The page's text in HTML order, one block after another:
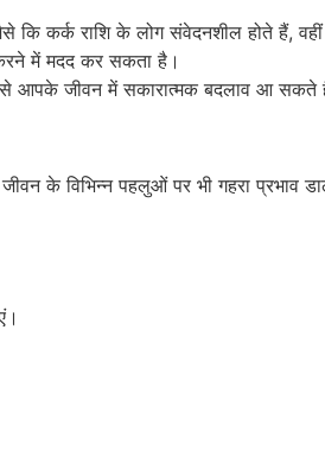
कर्क राशि के लोग संवेदनशील होते हैं, वहीं
में मदद कर सकता है।
आपके जीवन में सकारात्मक बदलाव आ सकते
जीवन के विभिन्न पहलुओं पर भी गहरा